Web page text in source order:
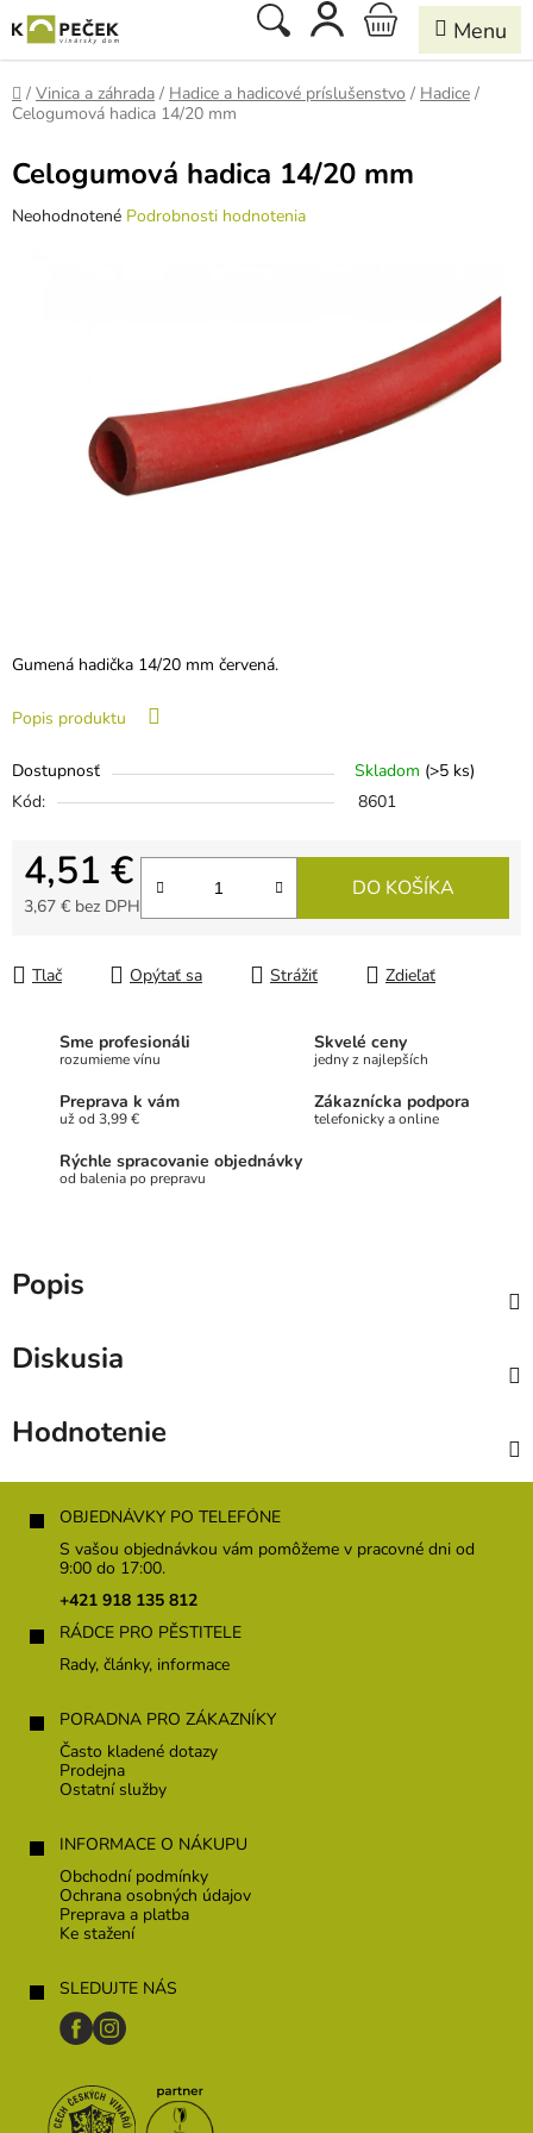
na
obsah
Hľadať
NÁKUPNÝ
KOŠÍK
Domov
/ Vinica a záhrada / Hadice a hadicové príslušenstvo / Hadice /
Celogumová hadica 14/20 mm
Gumená hadička 14/20 mm červená.
Popis produktu
Dostupnosť Skladom (>5 ks)
Kód:
8601
4,51 €
3,67 € bez DPH
DO KOŠÍKA
Tlač Opýtať sa Strážiť Zdieľať
Celogumová hadica 14/20 mm
Priemerné
Neohodnotené Podrobnosti hodnotenia
Sme profesionáli
rozumieme vínu
Skvelé ceny
jedny z najlepších
Preprava k vám
už od 3,99 €
Zákaznícka podpora
telefonicky a online
Rýchle spracovanie objednávky
od balenia po prepravu
Popis
Diskusia
Hodnotenie
OBJEDNÁVKY PO TELEFÓNE
S vašou objednávkou vám pomôžeme v pracovné dni od
9:00 do 17:00.
+421 918 135 812
RÁDCE PRO PĚSTITELE
Rady, články, informace
PORADNA PRO ZÁKAZNÍKY
Často kladené dotazy
Prodejna
Ostatní služby
INFORMACE O NÁKUPU
Obchodní podmínky
Ochrana osobných údajov
Preprava a platba
Ke stažení
SLEDUJTE NÁS